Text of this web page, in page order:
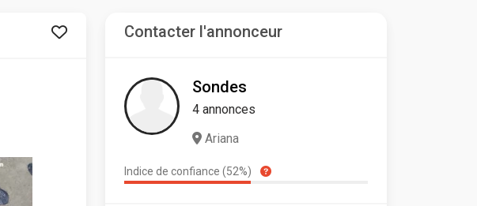
Contacter l'annonceur
Sondes
4 annonces
Ariana
Indice de confiance (52%)